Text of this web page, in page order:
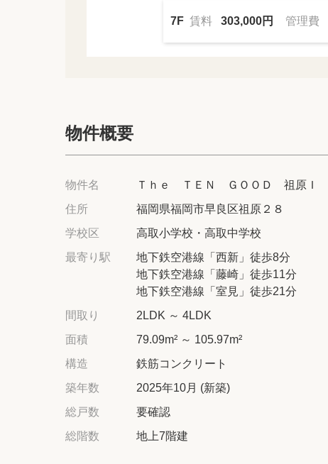
7F 賃料 303,000円 管理費
物件概要
物件名
Ｔｈｅ ＴＥＮ ＧＯＯＤ 祖原Ｉ
住所
福岡県福岡市早良区祖原２８
学校区
高取小学校・高取中学校
最寄り駅
地下鉄空港線「西新」徒歩8分
地下鉄空港線「藤崎」徒歩11分
地下鉄空港線「室見」徒歩21分
間取り
2LDK ～ 4LDK
面積
79.09m² ～ 105.97m²
構造
鉄筋コンクリート
築年数
2025年10月 (新築)
総戸数
要確認
総階数
地上7階建